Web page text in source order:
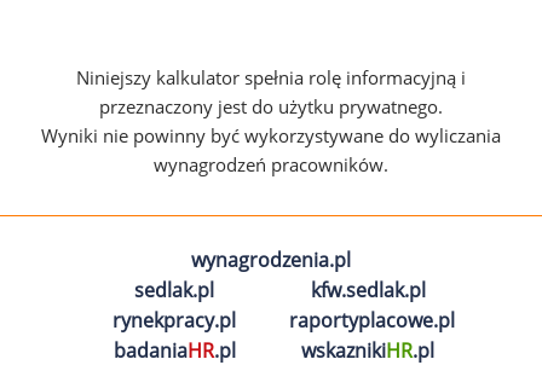
Niniejszy kalkulator spełnia rolę informacyjną i
przeznaczony jest do użytku prywatnego.
Wyniki nie powinny być wykorzystywane do wyliczania
wynagrodzeń pracowników.
wynagrodzenia.pl
sedlak.pl
kfw.sedlak.pl
rynekpracy.pl
raportyplacowe.pl
badaniaHR.pl wskaznikiHR.pl